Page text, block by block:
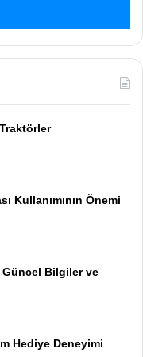
Kullanımının Önemi
Güncel Bilgiler ve
Hediye Deneyimi